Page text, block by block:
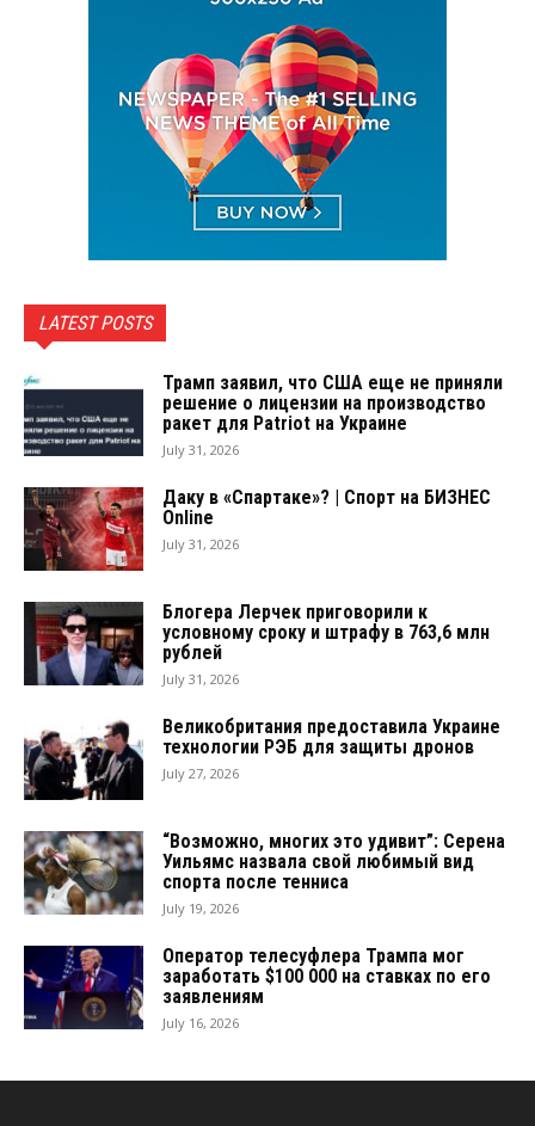
LATEST POSTS
Трамп заявил, что США еще не приняли
решение о лицензии на производство
ракет для Patriot на Украине
July 31, 2026
Даку в «Спартаке»? | Спорт на БИЗНЕС
Online
July 31, 2026
Блогера Лерчек приговорили к
условному сроку и штрафу в 763,6 млн
рублей
July 31, 2026
Великобритания предоставила Украине
технологии РЭБ для защиты дронов
July 27, 2026
“Возможно, многих это удивит”: Серена
Уильямс назвала свой любимый вид
спорта после тенниса
July 19, 2026
Оператор телесуфлера Трампа мог
заработать $100 000 на ставках по его
заявлениям
July 16, 2026